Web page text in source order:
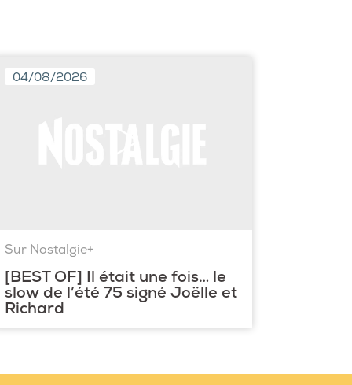
04/08/2026
Sur Nostalgie+
[BEST OF] Il était une fois… le
slow de l’été 75 signé Joëlle et
Richard